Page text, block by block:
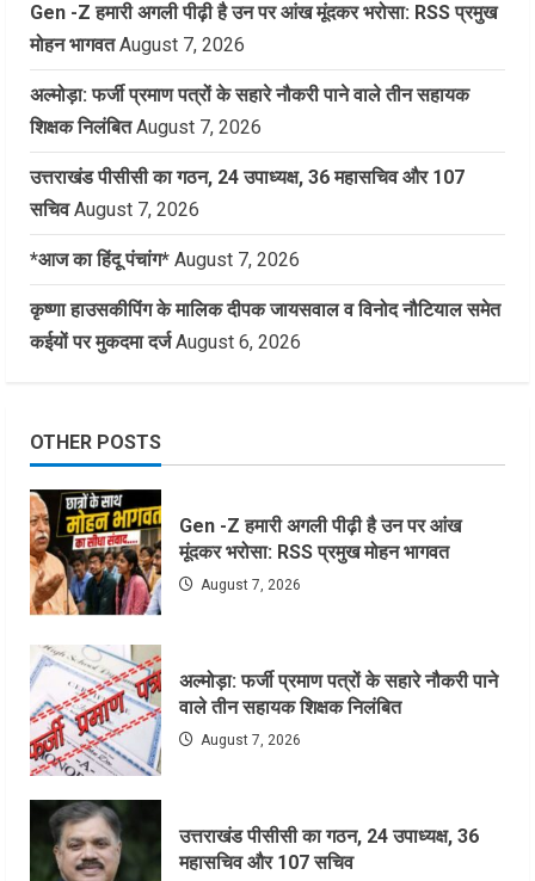
Gen -Z हमारी अगली पीढ़ी है उन पर आंख मूंदकर भरोसा: RSS प्रमुख
मोहन भागवत August 7, 2026
अल्मोड़ा: फर्जी प्रमाण पत्रों के सहारे नौकरी पाने वाले तीन सहायक
शिक्षक निलंबित August 7, 2026
उत्तराखंड पीसीसी का गठन, 24 उपाध्यक्ष, 36 महासचिव और 107
सचिव August 7, 2026
*आज का हिंदू पंचांग* August 7, 2026
कृष्णा हाउसकीपिंग के मालिक दीपक जायसवाल व विनोद नौटियाल समेत
कईयों पर मुकदमा दर्ज August 6, 2026
OTHER POSTS
Gen -Z हमारी अगली पीढ़ी है उन पर आंख
मूंदकर भरोसा: RSS प्रमुख मोहन भागवत
August 7, 2026
अल्मोड़ा: फर्जी प्रमाण पत्रों के सहारे नौकरी पाने
वाले तीन सहायक शिक्षक निलंबित
August 7, 2026
उत्तराखंड पीसीसी का गठन, 24 उपाध्यक्ष, 36
महासचिव और 107 सचिव